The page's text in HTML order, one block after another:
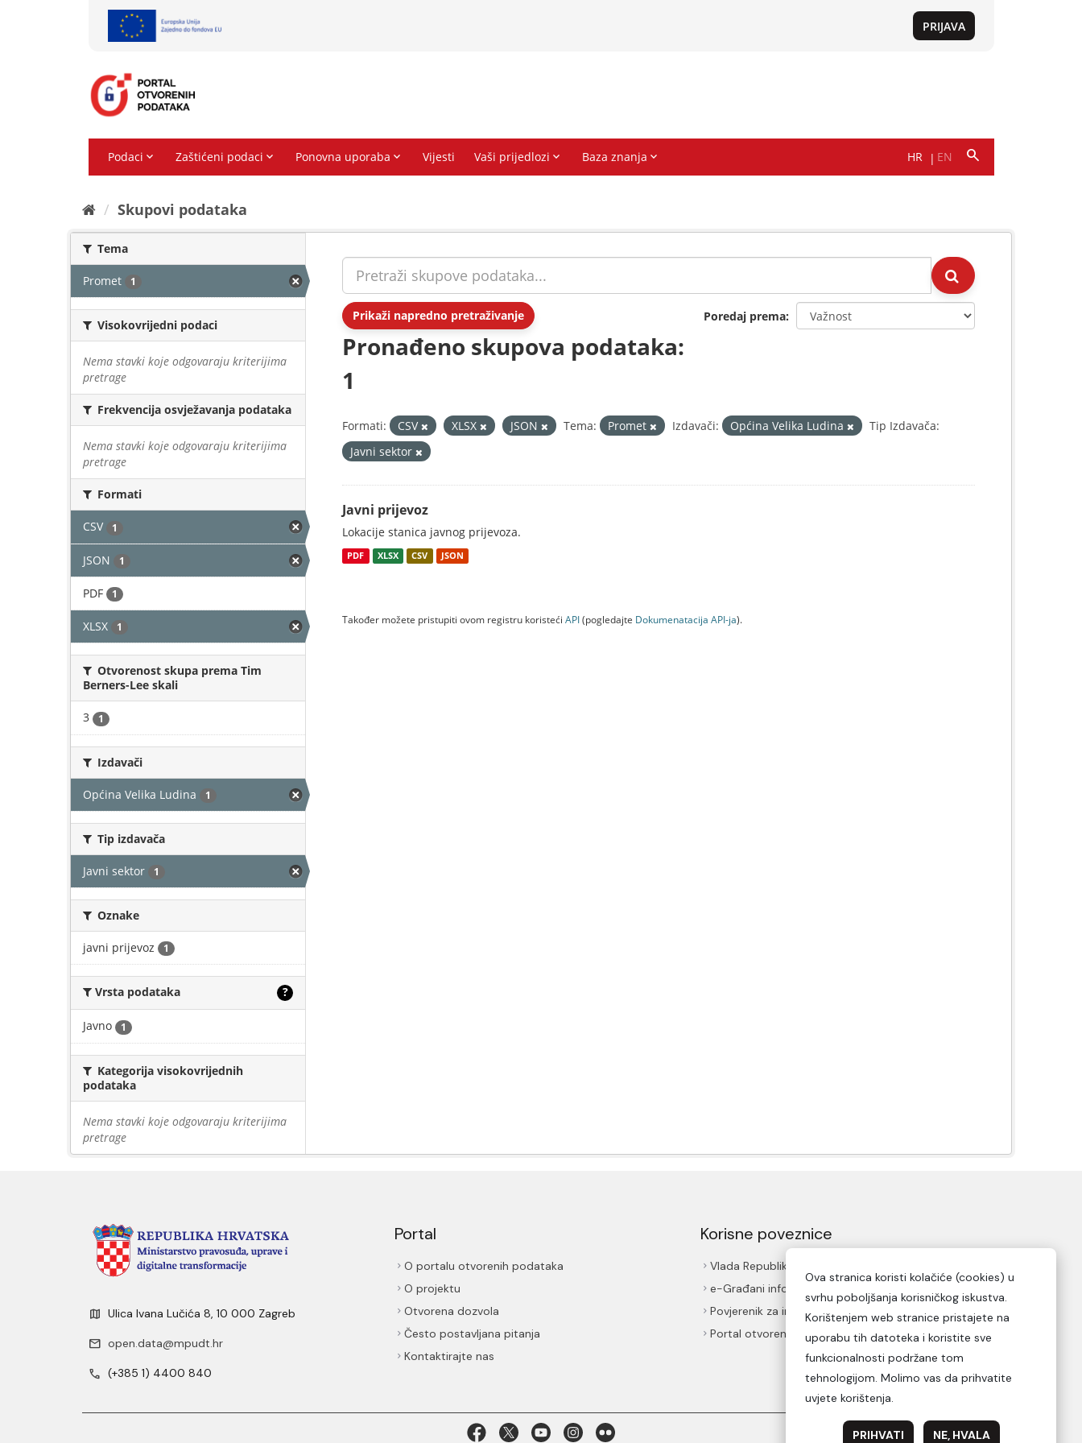
Skupovi podаtаkа
Tema
Promet 1
Visokovrijedni podaci
Nema stavki koje odgovaraju kriterijima
pretrage
Frekvencija osvježavanja podataka
Nema stavki koje odgovaraju kriterijima
pretrage
Formati
CSV 1
JSON 1
PDF 1
XLSX 1
Otvorenost skupa prema Tim
Berners-Lee skali
3 1
Izdavači
Općina Velika Ludina 1
Tip izdavača
Javni sektor 1
Oznake
javni prijevoz 1
Vrsta podataka ?
Javno 1
Kategorija visokovrijednih
podataka
Nema stavki koje odgovaraju kriterijima
pretrage
Prikaži napredno pretraživanje Poredaj prema
Pronađeno skupova podataka:
1
Formati: CSV XLSX JSON Tema: Promet Izdavači: Općina Velika Ludina
Tip Izdavača:
Javni sektor
Javni prijevoz
Lokacije stanica javnog prijevoza.
PDF XLSX CSV JSON
Također možete pristupiti ovom registru koristeći API(pogledajte Dokumenаtаcijа API-jа).